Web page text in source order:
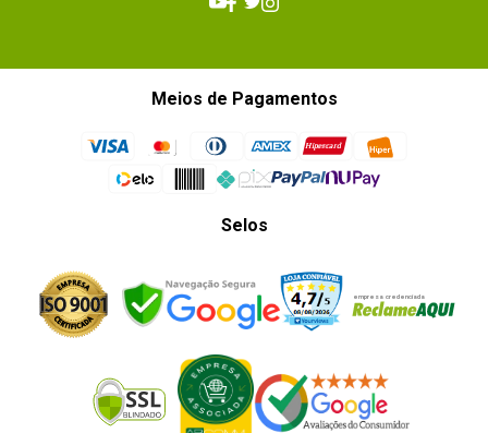
Meios de Pagamentos
Selos